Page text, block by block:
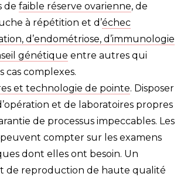
de faible réserve ovarienne, de
à répétition et d’échec
d’endométriose, d’immunologie
génétique entre autres qui
cas complexes.
et technologie de pointe. Disposer
et de laboratoires propres
de processus impeccables. Les
compter sur les examens
dont elles ont besoin. Un
de reproduction de haute qualité